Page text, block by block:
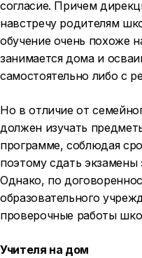
согласие. Причем
навстречу родителям
обучение очень похоже
занимается дома и
самостоятельно либо с
Но в отличие от
должен изучать
программе, соблюдая
поэтому сдать
Однако, по
образовательного
проверочные работы
Учителя на дом